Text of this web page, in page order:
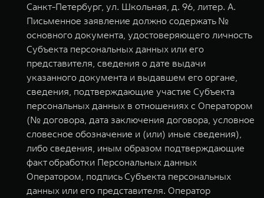
Санкт-Петербург, ул. Школьная, д. 96, литер. А.
Письменное заявление должно содержать №
основного документа, удостоверяющего личность
Субъекта персональных данных или его
представителя, сведения о дате выдачи
указанного документа и выдавшем его органе,
сведения, подтверждающие участие Субъекта
персональных данных в отношениях с Оператором
(№ договора, дата заключения договора, условное
словесное обозначение и (или) иные сведения),
либо сведения, иным образом подтверждающие
факт обработки Персональных данных
Оператором, подпись Субъекта персональных
данных или его представителя. Оператор